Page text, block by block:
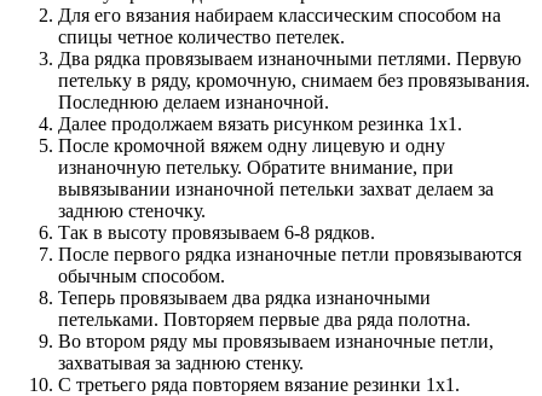
Для его вязания набираем классическим способом на
спицы четное количество петелек.
Два рядка провязываем изнаночными петлями. Первую
петельку в ряду, кромочную, снимаем без провязывания.
Последнюю делаем изнаночной.
Далее продолжаем вязать рисунком резинка 1х1.
После кромочной вяжем одну лицевую и одну
изнаночную петельку. Обратите внимание, при
вывязывании изнаночной петельки захват делаем за
заднюю стеночку.
Так в высоту провязываем 6-8 рядков.
После первого рядка изнаночные петли провязываются
обычным способом.
Теперь провязываем два рядка изнаночными
петельками. Повторяем первые два ряда полотна.
Во втором ряду мы провязываем изнаночные петли,
захватывая за заднюю стенку.
С третьего ряда повторяем вязание резинки 1х1.